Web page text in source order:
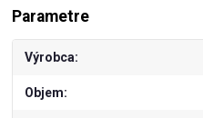
Parametre
Výrobca
Objem